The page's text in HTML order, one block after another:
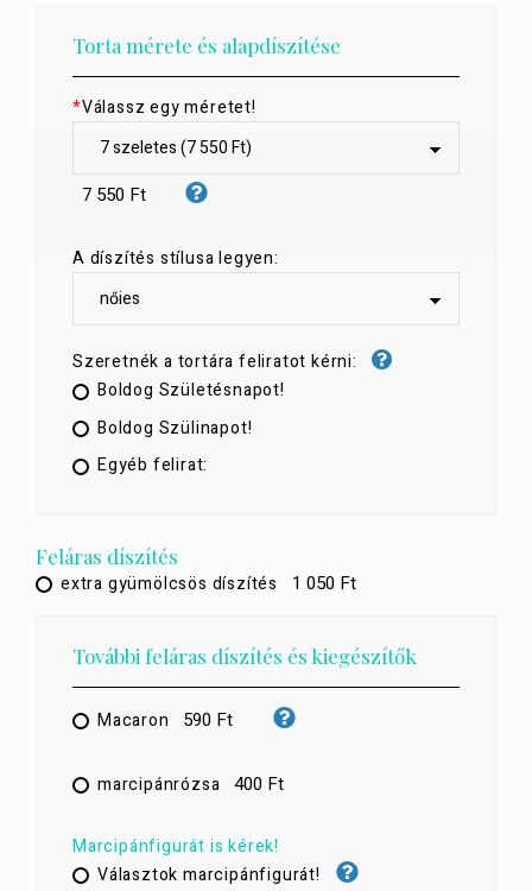
Torta mérete és alapdíszítése
*Válassz egy méretet!
7 550 Ft
A díszítés stílusa legyen:
Szeretnék a tortára feliratot kérni:
Boldog Születésnapot!
Boldog Szülinapot!
Egyéb felirat:
Feláras díszítés
extra gyümölcsös díszítés 1 050 Ft
További feláras díszítés és kiegészítők
Macaron 590 Ft
marcipánrózsa 400 Ft
Marcipánfigurát is kérek!
Választok marcipánfigurát!